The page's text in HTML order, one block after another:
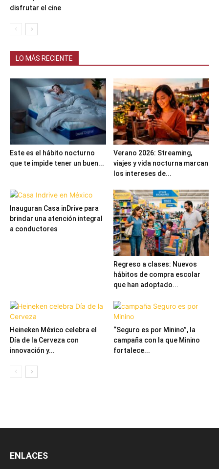
disfrutar el cine
LO MÁS RECIENTE
Este es el hábito nocturno
que te impide tener un buen...
Verano 2026: Streaming,
viajes y vida nocturna marcan
los intereses de...
Inauguran Casa inDrive para
brindar una atención integral
a conductores
Regreso a clases: Nuevos
hábitos de compra escolar
que han adoptado...
Heineken México celebra el
Día de la Cerveza con
innovación y...
“Seguro es por Minino”, la
campaña con la que Minino
fortalece...
ENLACES